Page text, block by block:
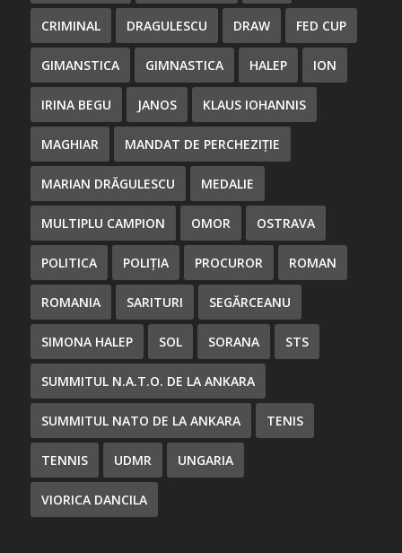
CRIMINAL DRAGULESCU DRAW FED CUP
GIMANSTICA GIMNASTICA HALEP ION
IRINA BEGU JANOS KLAUS IOHANNIS
MAGHIAR MANDAT DE PERCHEZIȚIE
MARIAN DRĂGULESCU MEDALIE
MULTIPLU CAMPION OMOR OSTRAVA
POLITICA POLIȚIA PROCUROR ROMAN
ROMANIA SARITURI SEGĂRCEANU
SIMONA HALEP SOL SORANA STS
SUMMITUL N.A.T.O. DE LA ANKARA
SUMMITUL NATO DE LA ANKARA TENIS
TENNIS UDMR UNGARIA
VIORICA DANCILA